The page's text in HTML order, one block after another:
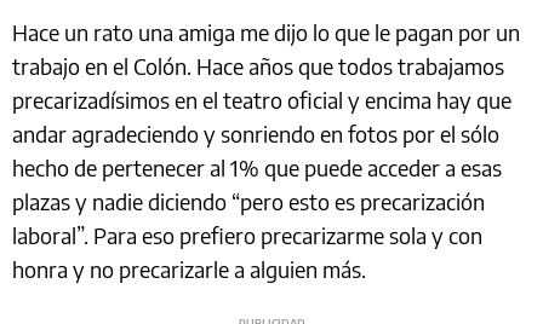
Hace un rato una amiga me dijo lo que le pagan por un
trabajo en el Colón. Hace años que todos trabajamos
precarizadísimos en el teatro oficial y encima hay que
andar agradeciendo y sonriendo en fotos por el sólo
hecho de pertenecer al 1% que puede acceder a esas
plazas y nadie diciendo “pero esto es precarización
laboral”. Para eso prefiero precarizarme sola y con
honra y no precarizarle a alguien más.